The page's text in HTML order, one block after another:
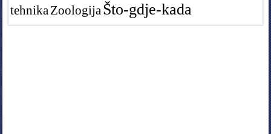
tehnika Zoologija Što-gdje-kada